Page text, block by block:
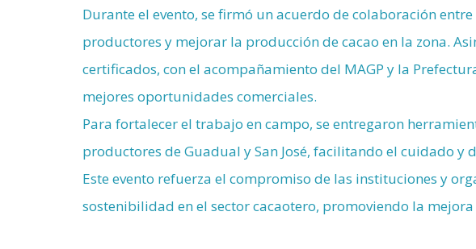
Durante el evento, se firmó un acuerdo de colaboración
productores y mejorar la producción de cacao en la zona.
certificados, con el acompañamiento del MAGP y la
mejores oportunidades comerciales.
Para fortalecer el trabajo en campo, se entregaron
productores de Guadual y San José, facilitando el cuidado y
Este evento refuerza el compromiso de las instituciones y
sostenibilidad en el sector cacaotero, promoviendo la